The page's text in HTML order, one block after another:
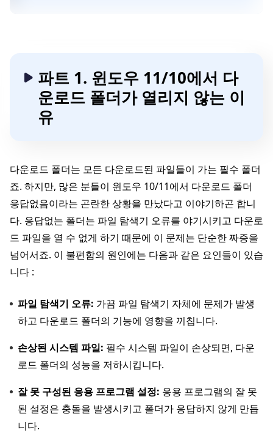
파트 1. 윈도우 11/10에서 다
운로드 폴더가 열리지 않는 이
유
다운로드 폴더는 모든 다운로드된 파일들이 가는 필수 폴더
죠. 하지만, 많은 분들이 윈도우 10/11에서 다운로드 폴더
응답없음이라는 곤란한 상황을 만났다고 이야기하곤 합니
다. 응답없는 폴더는 파일 탐색기 오류를 야기시키고 다운로
드 파일을 열 수 없게 하기 때문에 이 문제는 단순한 짜증을
넘어서죠. 이 불편함의 원인에는 다음과 같은 요인들이 있습
니다 :
파일 탐색기 오류: 가끔 파일 탐색기 자체에 문제가 발생
하고 다운로드 폴더의 기능에 영향을 끼칩니다.
손상된 시스템 파일: 필수 시스템 파일이 손상되면, 다운
로드 폴더의 성능을 저하시킵니다.
잘 못 구성된 응용 프로그램 설정: 응용 프로그램의 잘 못
된 설정은 충돌을 발생시키고 폴더가 응답하지 않게 만듭
니다.